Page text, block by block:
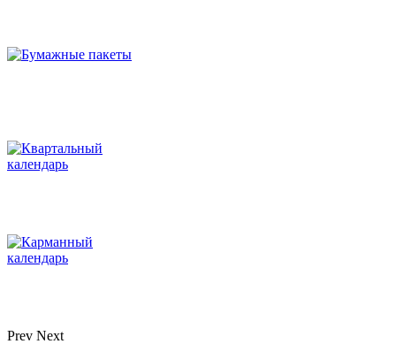
Prev Next